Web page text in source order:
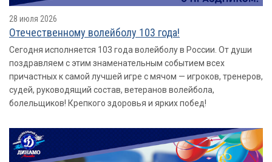
28 июля 2026
Отечественному волейболу 103 года!
Сегодня исполняется 103 года волейболу в России. От души
поздравляем с этим знаменательным событием всех
причастных к самой лучшей игре с мячом — игроков, тренеров,
судей, руководящий состав, ветеранов волейбола,
болельщиков! Крепкого здоровья и ярких побед!